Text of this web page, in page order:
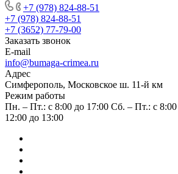
+7 (978) 824-88-51
+7 (978) 824-88-51
+7 (3652) 77-79-00
Заказать звонок
E-mail
info@bumaga-crimea.ru
Адрес
Симферополь, Московское ш. 11-й км
Режим работы
Пн. – Пт.: с 8:00 до 17:00 Сб. – Пт.: с
12:00 до 13:00